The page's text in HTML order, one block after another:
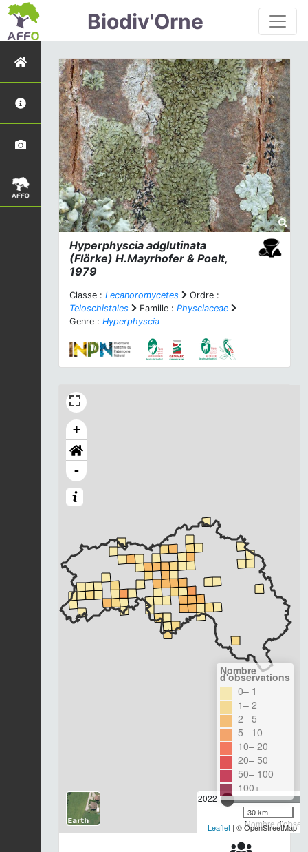
Biodiv'Orne
Hyperphyscia adglutinata
(Flörke) H.Mayrhofer & Poelt,
1979
Classe : Lecanoromycetes
Ordre :
Teloschistales
Famille : Physciaceae
Genre : Hyperphyscia
+
-
2022
Nombre
Nombre
d'observations
0– 1
1– 2
2– 5
5– 10
10– 20
20– 50
50– 100
100+
30 km
Leaflet | © OpenStreetMap